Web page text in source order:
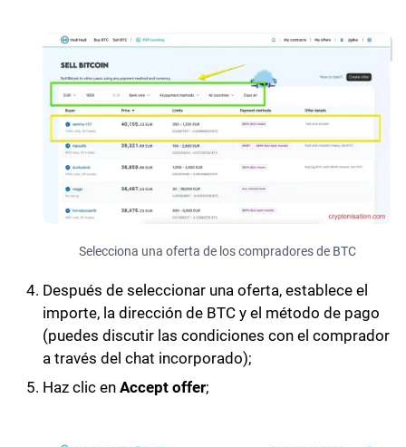
Selecciona una oferta de los compradores de BTC
Después de seleccionar una oferta, establece el
importe, la dirección de BTC y el método de pago
(puedes discutir las condiciones con el comprador
a través del chat incorporado);
Haz clic en Accept offer;